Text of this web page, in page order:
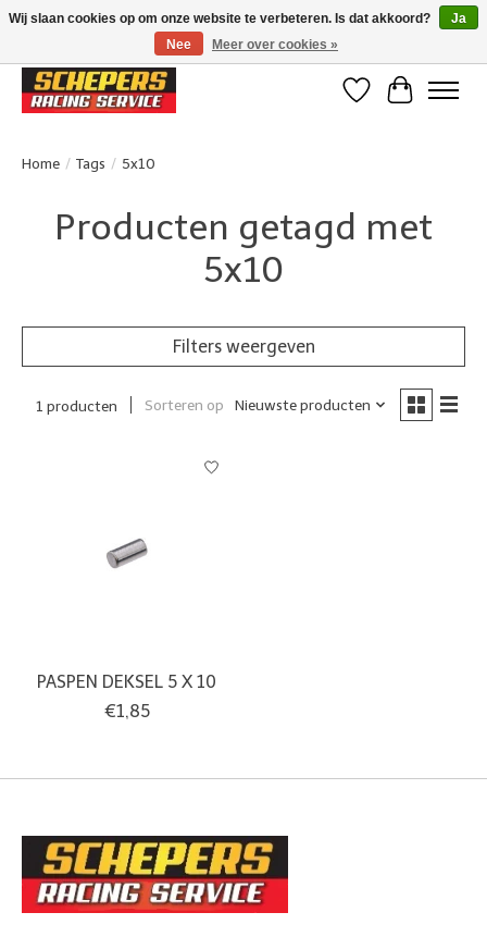
Klanten beoordelen ons met een 4,8/5 op Google reviews
Verlanglijst
Home / Tags / 5x10
Producten getagd met
5x10
Filters weergeven
1 producten Sorteren op Nieuwste producten
PASPEN DEKSEL 5 X 10
€1,85
Wij slaan cookies op om onze website te verbeteren. Is dat akkoord?
Ja
Nee
Meer over cookies »